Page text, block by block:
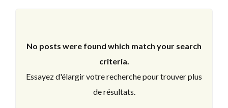
No posts were found which match your search
criteria.
Essayez d'élargir votre recherche pour trouver plus
de résultats.